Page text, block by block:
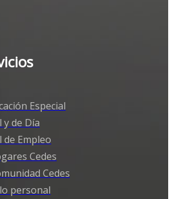
Especial
y de Día
de Empleo
Cedes
Cedes
personal